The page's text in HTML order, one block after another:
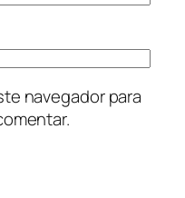
navegador para